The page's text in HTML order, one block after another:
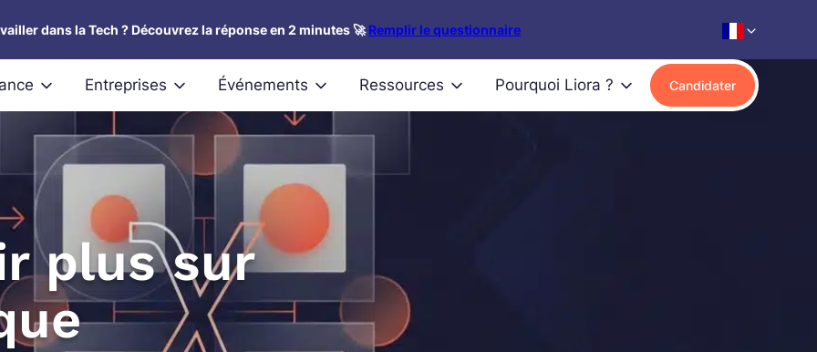
dans la Tech ? Découvrez la réponse en 2 minutes 🚀Remplir le questionnaire
Entreprises Événements Ressources Pourquoi Liora ? Candidater
plus sur